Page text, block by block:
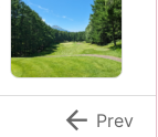
 Prev